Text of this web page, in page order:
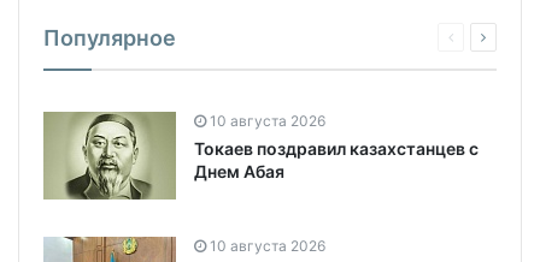
Популярное
10 августа 2026
Токаев поздравил казахстанцев с
Днем Абая
10 августа 2026